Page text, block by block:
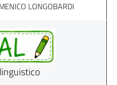
LONGOBARDI